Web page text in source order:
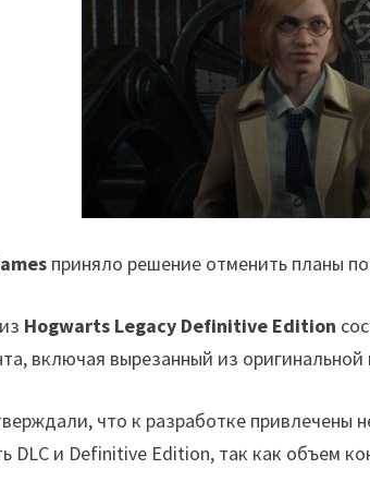
приняло решение отменить планы
Hogwarts Legacy Definitive Edition
включая вырезанный из
что к разработке привлечены
DLC и Definitive Edition, так как объем